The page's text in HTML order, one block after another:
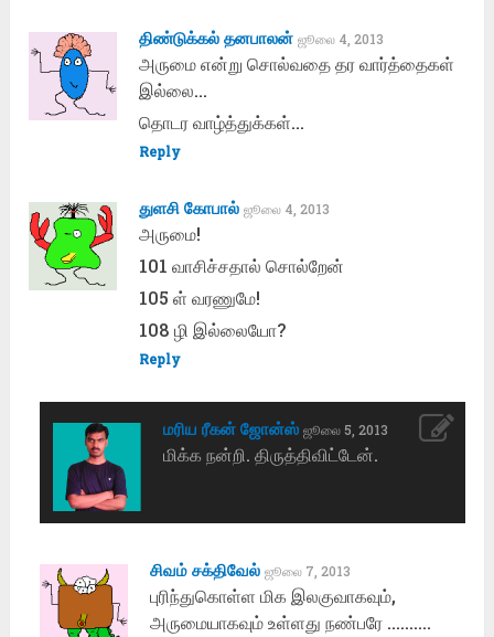
திண்டுக்கல் தனபாலன் ஜூலை 4, 2013
அருமை என்று சொல்வதை தர வார்த்தைகள்
இல்லை…
தொடர வாழ்த்துக்கள்…
Reply
துளசி கோபால் ஜூலை 4, 2013
அருமை!
101 வாசிச்சதால் சொல்றேன்
105 ள் வரணுமே!
108 ழி இல்லையோ?
Reply
மரிய ரீகன் ஜோன்ஸ் ஜூலை 5, 2013
மிக்க நன்றி. திருத்திவிட்டேன்.
சிவம் சக்திவேல் ஜூலை 7, 2013
புரிந்துகொள்ள மிக இலகுவாகவும்,
அருமையாகவும் உள்ளது நண்பரே ……….